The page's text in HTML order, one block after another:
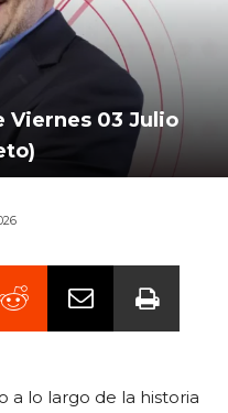
Viernes 03 Julio
a lo largo de la historia